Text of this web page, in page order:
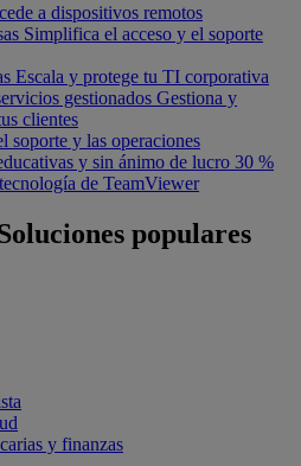
a dispositivos remotos
Simplifica el acceso y el soporte
Escala y protege tu TI corporativa
gestionados Gestiona y
clientes
soporte y las operaciones
y sin ánimo de lucro 30 %
de TeamViewer
populares
y finanzas